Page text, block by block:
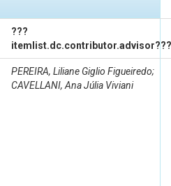
???
itemlist.dc.contributor.advisor???
PEREIRA, Liliane Giglio Figueiredo;
CAVELLANI, Ana Júlia Viviani